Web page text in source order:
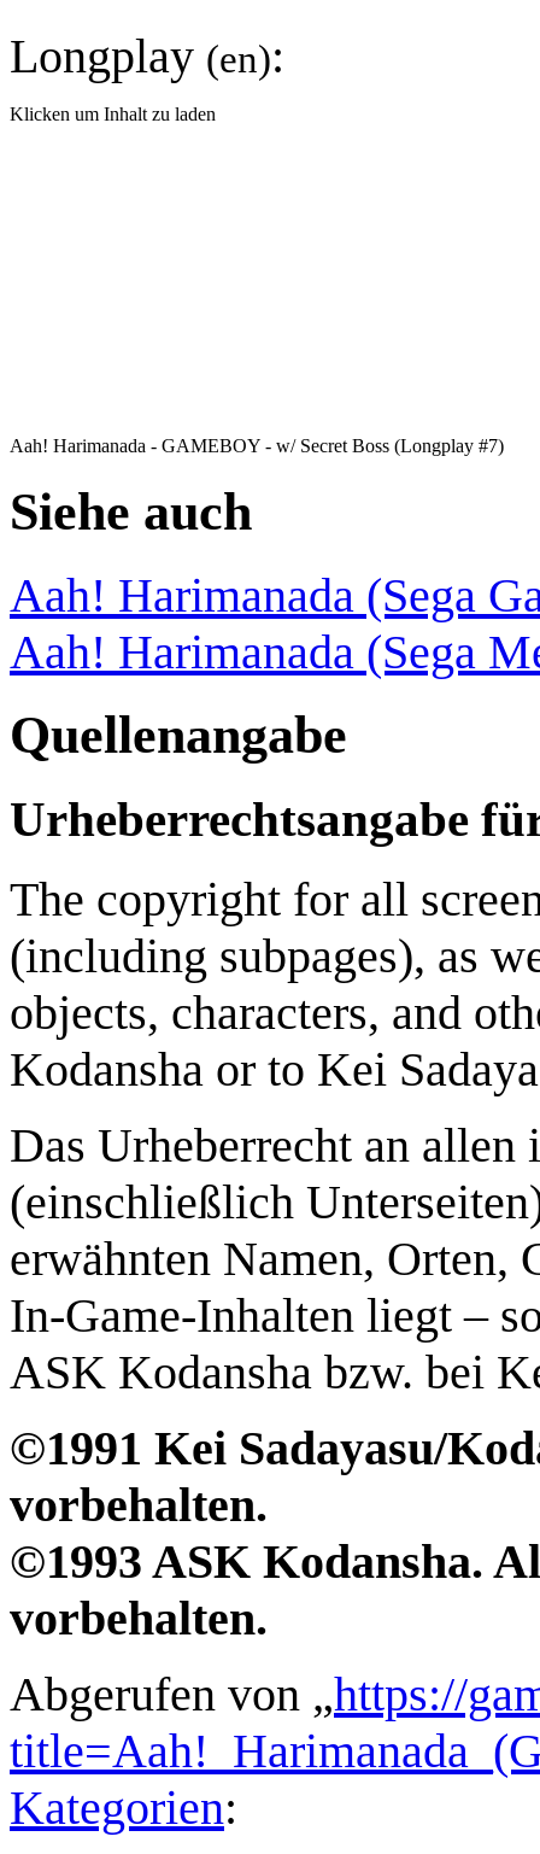
Longplay (en):
Klicken um Inhalt zu laden
Aah! Harimanada - GAMEBOY - w/ Secret Boss (Longplay #7)
Siehe auch
Aah! Harimanada (Sega
Aah! Harimanada (Sega
Quellenangabe
Urheberrechtsangabe
The copyright for all
(including subpages), as
objects, characters, and
Kodansha or to Kei
Das Urheberrecht an
(einschließlich
erwähnten Namen, Orten,
In-Game-Inhalten liegt –
ASK Kodansha bzw. bei
©1991 Kei Sadayasu/
vorbehalten.
©1993 ASK Kodansha.
vorbehalten.
Abgerufen von „https://
Kategorien: